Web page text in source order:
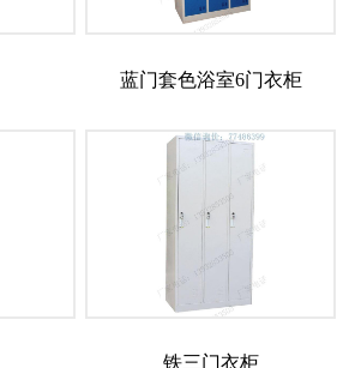
蓝门套色浴室6门衣柜
铁三门衣柜